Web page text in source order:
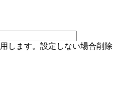
します。設定しない場合削